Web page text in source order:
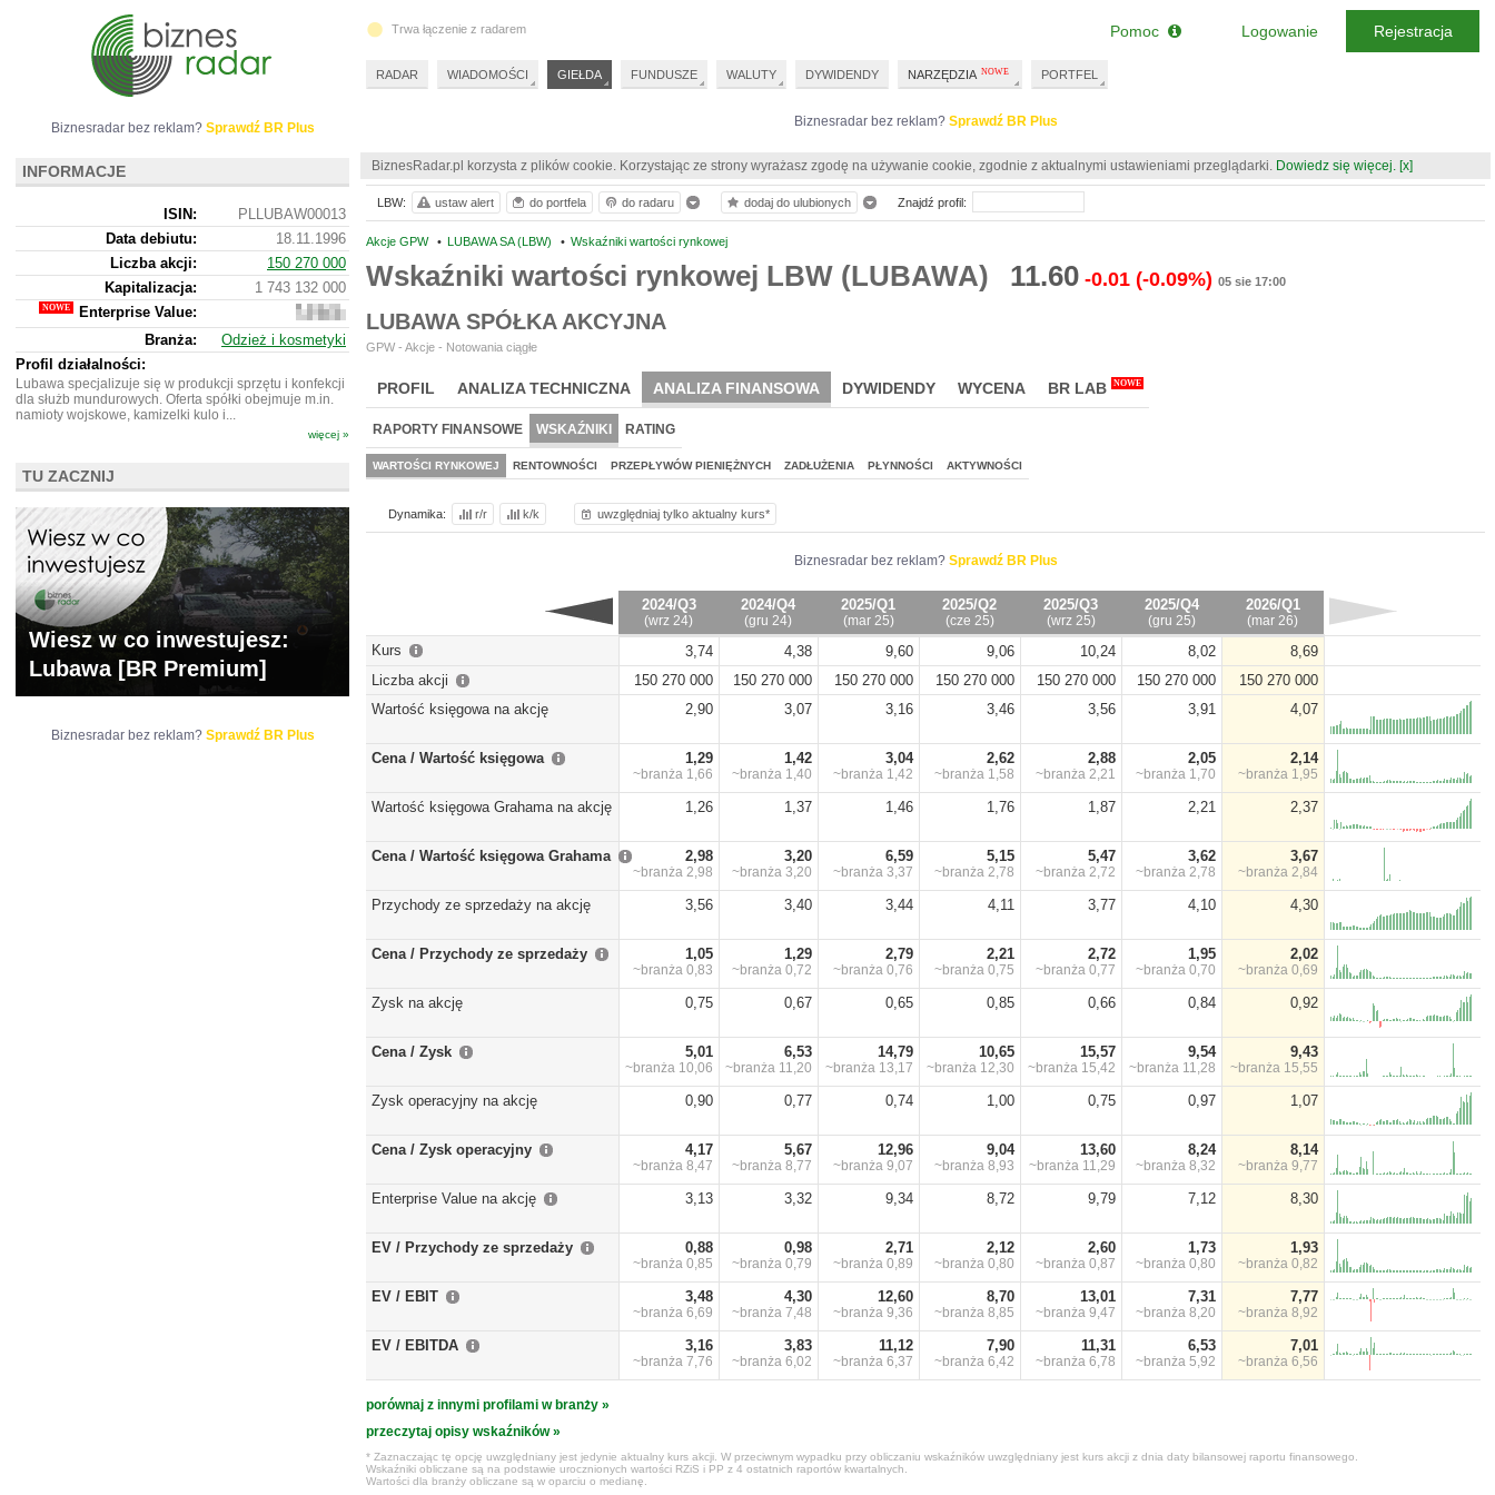
Biznesradar bez reklam? Sprawdź BR Plus
BiznesRadar.pl korzysta z plików cookie. Korzystając ze strony wyrażasz zgodę na używanie cookie, zgodnie z aktualnymi ustawieniami przeglądarki. Dowiedz się więcej. [x]
Akcje GPW • LUBAWA SA (LBW) • Wskaźniki wartości rynkowej
Wskaźniki wartości rynkowej LBW (LUBAWA) 11.60 -0.01 (-0.09%) 05 sie 17:00
LUBAWA SPÓŁKA AKCYJNA
GPW - Akcje - Notowania ciągłe
PROFIL ANALIZA TECHNICZNA ANALIZA FINANSOWA DYWIDENDY WYCENA BR LAB NOWE
RAPORTY FINANSOWE WSKAŹNIKI RATING
WARTOŚCI RYNKOWEJ RENTOWNOŚCI PRZEPŁYWÓW PIENIĘŻNYCH ZADŁUŻENIA PŁYNNOŚCI AKTYWNOŚCI
Dynamika: r/r k/k uwzględniaj tylko aktualny kurs*
Biznesradar bez reklam? Sprawdź BR Plus
2024/Q3
(wrz 24)
2024/Q4
(gru 24)
2025/Q1
(mar 25)
2025/Q2
(cze 25)
2025/Q3
(wrz 25)
2025/Q4
(gru 25)
2026/Q1
(mar 26)
Kurs 3,74 4,38 9,60 9,06 10,24 8,02
8,69
Liczba akcji
150 270 000 150 270 000 150 270 000 150 270 000 150 270 000 150 270 000
150 270 000
Wartość księgowa na akcję
2,90 3,07 3,16 3,46 3,56 3,91 4,07
Cena / Wartość księgowa 1,29
~branża 1,66
1,42
~branża 1,40
3,04
~branża 1,42
2,62
~branża 1,58
2,88
~branża 2,21
2,05
~branża 1,70
2,14
~branża 1,95
Wartość księgowa Grahama na akcję 1,26 1,37 1,46 1,76 1,87 2,21 2,37
Cena / Wartość księgowa Grahama 2,98
~branża 2,98
3,20
~branża 3,20
6,59
~branża 3,37
5,15
~branża 2,78
5,47
~branża 2,72
3,62
~branża 2,78
3,67
~branża 2,84
Przychody ze sprzedaży na akcję 3,56 3,40 3,44 4,11 3,77 4,10 4,30
Cena / Przychody ze sprzedaży 1,05
~branża 0,83
1,29
~branża 0,72
2,79
~branża 0,76
2,21
~branża 0,75
2,72
~branża 0,77
1,95
~branża 0,70
2,02
~branża 0,69
Zysk na akcję 0,75 0,67 0,65 0,85 0,66 0,84 0,92
Cena / Zysk 5,01
~branża 10,06
6,53
~branża 11,20
14,79
~branża 13,17
10,65
~branża 12,30
15,57
~branża 15,42
9,54
~branża 11,28
9,43
~branża 15,55
Zysk operacyjny na akcję 0,90 0,77 0,74 1,00 0,75 0,97 1,07
Cena / Zysk operacyjny 4,17
~branża 8,47
5,67
~branża 8,77
12,96
~branża 9,07
9,04
~branża 8,93
13,60
~branża 11,29
8,24
~branża 8,32
8,14
~branża 9,77
Enterprise Value na akcję 3,13 3,32 9,34 8,72 9,79 7,12 8,30
EV / Przychody ze sprzedaży 0,88
~branża 0,85
0,98
~branża 0,79
2,71
~branża 0,89
2,12
~branża 0,80
2,60
~branża 0,87
1,73
~branża 0,80
1,93
~branża 0,82
EV / EBIT 3,48
~branża 6,69
4,30
~branża 7,48
12,60
~branża 9,36
8,70
~branża 8,85
13,01
~branża 9,47
7,31
~branża 8,20
7,77
~branża 8,92
EV / EBITDA 3,16
~branża 7,76
3,83
~branża 6,02
11,12
~branża 6,37
7,90
~branża 6,42
11,31
~branża 6,78
6,53
~branża 5,92
7,01
~branża 6,56
porównaj z innymi profilami w branży »
przeczytaj opisy wskaźników »
* Zaznaczając tę opcję uwzględniany jest jedynie aktualny kurs akcji. W przeciwnym wypadku przy obliczaniu wskaźników uwzględniany jest kurs akcji z dnia daty bilansowej raportu finansowego.
Wskaźniki obliczane są na podstawie urocznionych wartości RZiS i PP z 4 ostatnich raportów kwartalnych.
Wartości dla branży obliczane są w oparciu o medianę.
LBW: ustaw alert do portfela do radaru dodaj do ulubionych Znajdź profil:
Biznesradar bez reklam? Sprawdź BR Plus
INFORMACJE
ISIN:
PLLUBAW00013
Data debiutu:
18.11.1996
Liczba akcji:
150 270 000
Kapitalizacja:
1 743 132 000
Enterprise Value:
1
684
020
Branża:
Odzież i kosmetyki
Profil działalności:
Lubawa specjalizuje się w produkcji sprzętu i konfekcji
dla służb mundurowych. Oferta spółki obejmuje m.in.
namioty wojskowe, kamizelki kulo i...
więcej »
TU ZACZNIJ
Wiesz w co inwestujesz:
Lubawa [BR Premium]
Biznesradar bez reklam? Sprawdź BR Plus
Trwa łączenie z radarem
RADAR WIADOMOŚCI GIEŁDA FUNDUSZE WALUTY DYWIDENDY NARZĘDZIA PORTFEL
Pomoc Logowanie Rejestracja